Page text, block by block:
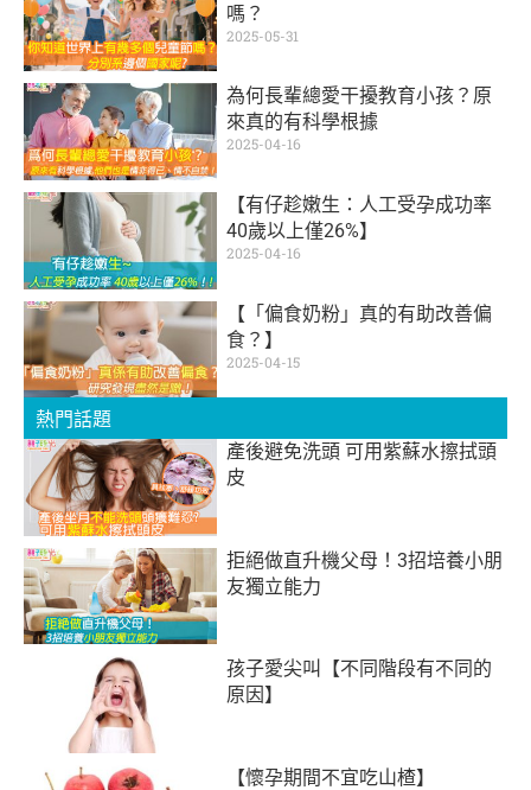
嗎？
2025-05-31
為何長輩總愛干擾教育小孩？原
來真的有科學根據
2025-04-16
【有仔趁嫩生：人工受孕成功率
40歲以上僅26%】
2025-04-16
【「偏食奶粉」真的有助改善偏
食？】
2025-04-15
熱門話題
產後避免洗頭 可用紫蘇水擦拭頭
皮
拒絕做直升機父母！3招培養小朋
友獨立能力
孩子愛尖叫【不同階段有不同的
原因】
【懷孕期間不宜吃山楂】